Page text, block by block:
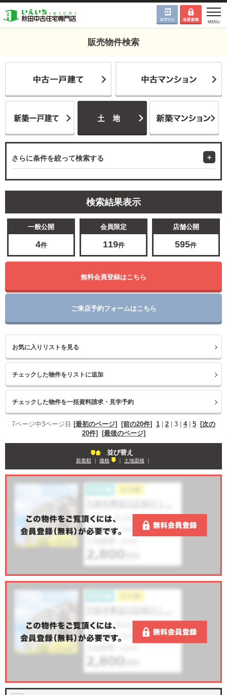
販売物件検索
さらに条件を絞って検索する
検索結果表示
一般公開
4件
会員限定
119件
店舗公開
595件
無料会員登録はこちら
ご来店予約フォームはこちら
お気に入りリストを見る
7ページ中3ページ目 [最初のページ] [前の20件] 1 2 3 4| 5
[次の
20件]
[最後のページ]
並び替え
新着順 ｜ 価格 ｜ 土地面積 ｜